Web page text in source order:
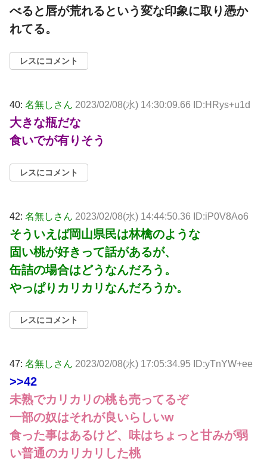
べると唇が荒れるという変な印象に取り憑か
れてる。
レスにコメント
40: 名無しさん 2023/02/08(水) 14:30:09.66 ID:HRys+u1d
大きな瓶だな
食いでが有りそう
レスにコメント
42: 名無しさん 2023/02/08(水) 14:44:50.36 ID:iP0V8Ao6
そういえば岡山県民は林檎のような
固い桃が好きって話があるが、
缶詰の場合はどうなんだろう。
やっぱりカリカリなんだろうか。
レスにコメント
47: 名無しさん 2023/02/08(水) 17:05:34.95 ID:yTnYW+ee
>>42
未熟でカリカリの桃も売ってるぞ
一部の奴はそれが良いらしいw
食った事はあるけど、味はちょっと甘みが弱
い普通のカリカリした桃